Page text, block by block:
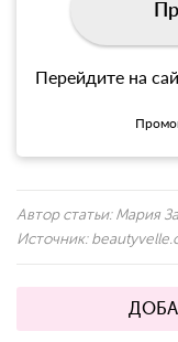
Перейдите на
Автор статьи: Мария
Источник: